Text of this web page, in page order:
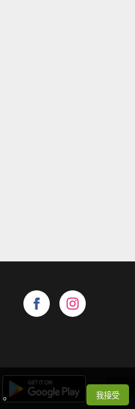
。 我接受